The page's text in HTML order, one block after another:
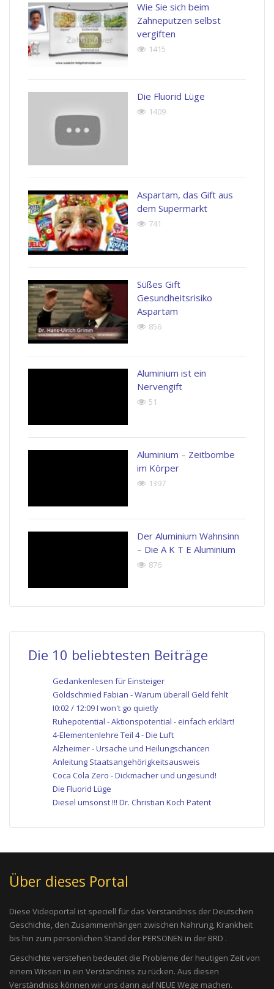
Wie Sie sich beim
Zähneputzen selbst
vergiften
1415
Die Fluorid Lüge
1409
Aspartam, das Gift aus
dem Supermarkt
741
Süßes Gift
Gesundheitsrisiko
Aspartam
856
Aluminium ist ein
Nervengift
51
Aluminium – Zeitbombe
im Körper
1397
Der Aluminium Wahnsinn
– Die A K T E Aluminium
876
Die 10 beliebtesten Beiträge
Gedankenlesen für Einsteiger
Goldschmied Fabian - Warum überall Geld fehlt
I0:02 / 12:09 I won't go quietly
Ruhepotential - Aktionspotential - einfach erklärt!
4-Elementenlehre Teil 4 - Die Luft
Alzheimer - Ursache und Heilungschancen
Anleitung Staatsangehörigkeitsausweis
Coca Cola Zero - Dickmacher und ungesund!
Die Fluorid Lüge
Diesel umsonst !!! Dr. Christian Koch Patent
Über dieses Portal
Diese Videoportal ist speciell für das Verständniss der Deutschen
Geschichte, den Zusammenhängen zwischen Nahrung, Krankheit
bis hin zum persönlichen Stand der PERSONEN in der BRD .
Geschichte verstehen bedeutet die Probleme der heutigen Zeit von
einem Wissen in ein Verständniss zu rücken. Aus diesen
Verständniss können wir uns dann auf NEUE Wege machen.